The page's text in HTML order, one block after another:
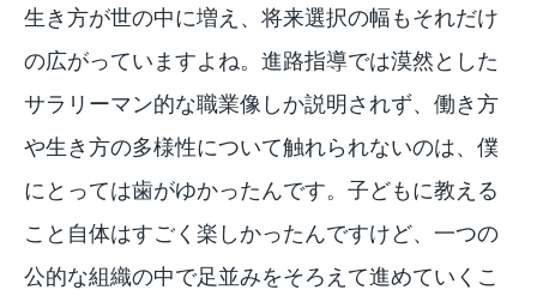
生き方が世の中に増え、将来選択の幅もそれだけ
の広がっていますよね。進路指導では漠然とした
サラリーマン的な職業像しか説明されず、働き方
や生き方の多様性について触れられないのは、僕
にとっては歯がゆかったんです。子どもに教える
こと自体はすごく楽しかったんですけど、一つの
公的な組織の中で足並みをそろえて進めていくこ